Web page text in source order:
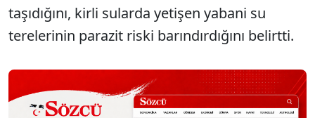
taşıdığını, kirli sularda yetişen yabani su
terelerinin parazit riski barındırdığını belirtti.